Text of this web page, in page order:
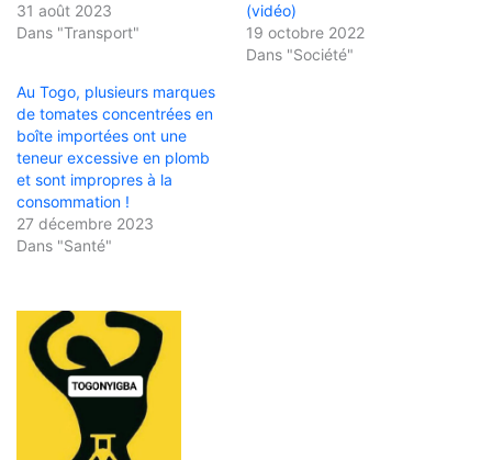
31 août 2023
Dans "Transport"
(vidéo)
19 octobre 2022
Dans "Société"
Au Togo, plusieurs marques
de tomates concentrées en
boîte importées ont une
teneur excessive en plomb
et sont impropres à la
consommation !
27 décembre 2023
Dans "Santé"